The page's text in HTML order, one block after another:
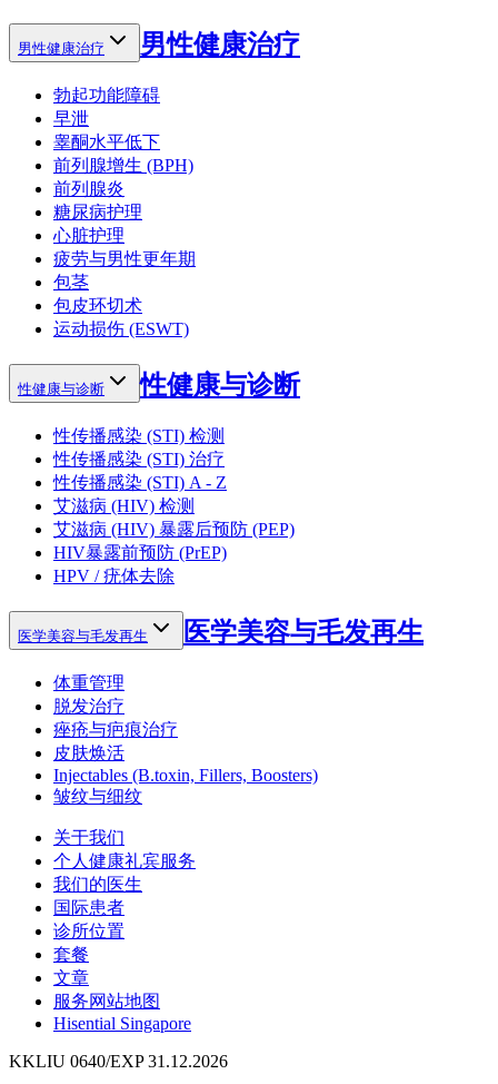
男性健康治疗 男性健康治疗
勃起功能障碍
早泄
睾酮水平低下
前列腺增生 (BPH)
前列腺炎
糖尿病护理
心脏护理
疲劳与男性更年期
包茎
包皮环切术
运动损伤 (ESWT)
性健康与诊断 性健康与诊断
性传播感染 (STI) 检测
性传播感染 (STI) 治疗
性传播感染 (STI) A - Z
艾滋病 (HIV) 检测
艾滋病 (HIV) 暴露后预防 (PEP)
HIV暴露前预防 (PrEP)
HPV / 疣体去除
医学美容与毛发再生 医学美容与毛发再生
体重管理
脱发治疗
痤疮与疤痕治疗
皮肤焕活
Injectables (B.toxin, Fillers, Boosters)
皱纹与细纹
关于我们
个人健康礼宾服务
我们的医生
国际患者
诊所位置
套餐
文章
服务网站地图
Hisential Singapore
KKLIU 0640/EXP 31.12.2026